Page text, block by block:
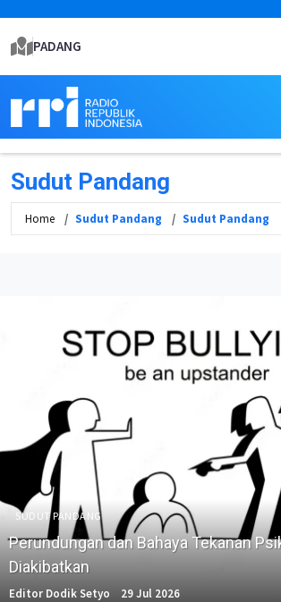
PADANG
Sudut Pandang
Home Sudut Pandang Sudut Pandang
SUDUT PANDANG
Perundungan dan Bahaya Tekanan
Diakibatkan
Editor Dodik Setyo 29 Jul 2026